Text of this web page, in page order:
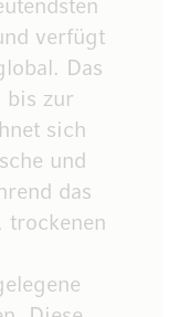
verfügt
Das
bis zur
sich
und
das
trockenen